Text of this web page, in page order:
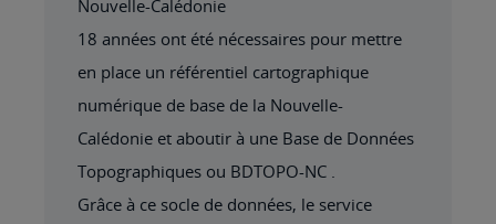
Nouvelle-Calédonie
18 années ont été nécessaires pour mettre
en place un référentiel cartographique
numérique de base de la Nouvelle-
Calédonie et aboutir à une Base de Données
Topographiques ou BDTOPO-NC .
Grâce à ce socle de données, le service